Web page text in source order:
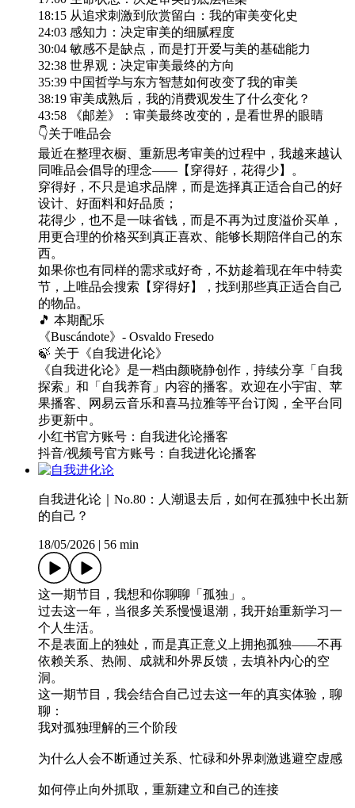
18:15 从追求刺激到欣赏留白：我的审美变化史
24:03 感知力：决定审美的细腻程度
30:04 敏感不是缺点，而是打开爱与美的基础能力
32:38 世界观：决定审美最终的方向
35:39 中国哲学与东方智慧如何改变了我的审美
38:19 审美成熟后，我的消费观发生了什么变化？
43:58 《邮差》：审美最终改变的，是看世界的眼睛
👇关于唯品会
最近在整理衣橱、重新思考审美的过程中，我越来越认
同唯品会倡导的理念——【穿得好，花得少】。
穿得好，不只是追求品牌，而是选择真正适合自己的好
设计、好面料和好品质；
花得少，也不是一味省钱，而是不再为过度溢价买单，
用更合理的价格买到真正喜欢、能够长期陪伴自己的东
西。
如果你也有同样的需求或好奇，不妨趁着现在年中特卖
节，上唯品会搜索【穿得好】，找到那些真正适合自己
的物品。
🎵 本期配乐
《Buscándote》- Osvaldo Fresedo
🍃 关于《自我进化论》
《自我进化论》是一档由颜晓静创作，持续分享「自我
探索」和「自我养育」内容的播客。欢迎在小宇宙、苹
果播客、网易云音乐和喜马拉雅等平台订阅，全平台同
步更新中。
小红书官方账号：自我进化论播客
抖音/视频号官方账号：自我进化论播客
自我进化论｜No.80：人潮退去后，如何在孤独中长出新
的自己？
18/05/2026 56 min
这一期节目，我想和你聊聊「孤独」。
过去这一年，当很多关系慢慢退潮，我开始重新学习一
个人生活。
不是表面上的独处，而是真正意义上拥抱孤独——不再
依赖关系、热闹、成就和外界反馈，去填补内心的空
洞。
这一期节目，我会结合自己过去这一年的真实体验，聊
聊：
我对孤独理解的三个阶段
为什么人会不断通过关系、忙碌和外界刺激逃避空虚感
如何停止向外抓取，重新建立和自己的连接